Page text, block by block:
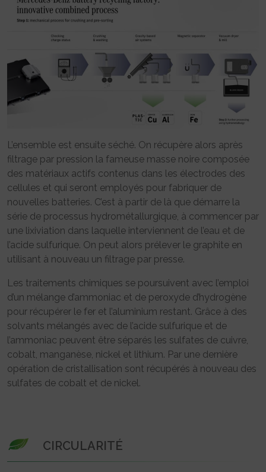
L’ensemble est ensuite séché. On récupère alors après
filtrage par pression la fameuse masse noire composée
des matériaux actifs contenus dans les électrodes des
cellules et qui seront employés pour fabriquer de
nouvelles batteries. C’est à partir de là que démarre la
série de processus hydrométallurgique, à commencer par
une lixiviation dans laquelle interviennent de l’eau et de
l’acide sulfurique. On peut alors prélever le graphite en
utilisant à nouveau un filtrage par presse.
Les traitements chimiques se poursuivent avec l’emploi
d’un mélange d’ammoniac et de peroxyde d’hydrogène
pour récupérer le fer et l’aluminium restant. Grâce à des
solvants mélangés avec de l’acide sulfurique et de
l’ammoniac peuvent être séparés les sulfates de cuivre,
cobalt, manganèse, nickel et lithium. Par une dernière
opération de cristallisation sont récupérés à nouveau des
sulfates de cobalt et de nickel.
CIRCULARITÉ